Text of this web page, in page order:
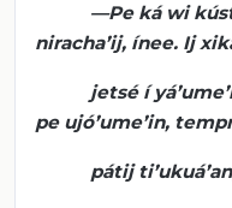
—Pe ká wi
niracha’ij, ínee. Ij
jetséí
pe ujó’ume’in,
pátij ti’ukuá’an